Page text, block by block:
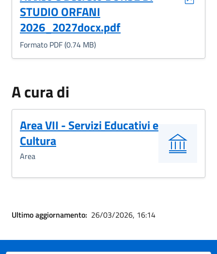
STUDIO ORFANI
2026_2027docx.pdf
Formato PDF (0.74 MB)
A cura di
Area VII - Servizi Educativi e
Cultura
Area
Ultimo aggiornamento: 26/03/2026, 16:14